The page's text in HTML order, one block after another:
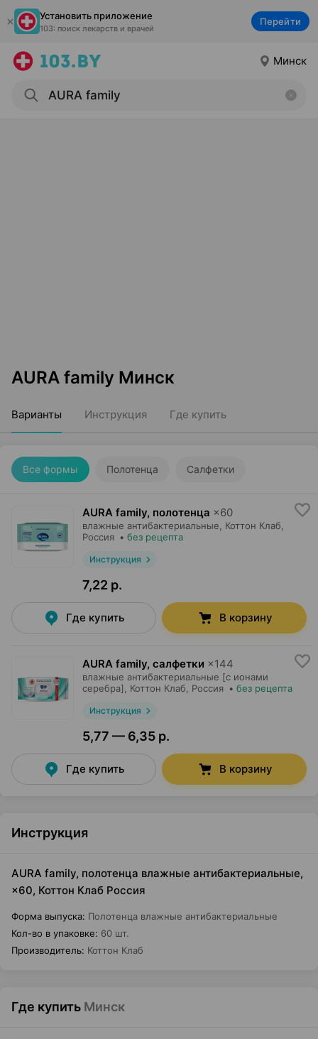
Установить приложение
103: поиск лекарств и врачей
Перейти
Минск
AURA family Минск
Варианты Инструкция Где купить
Все формы Полотенца Салфетки
AURA family, полотенца ×60
влажные антибактериальные, Коттон Клаб
Россия • без рецепта
Инструкция
7,22 р.
Где купить В корзину
AURA family, салфетки ×144
влажные антибактериальные [с ионами
серебра],
Коттон Клаб , Россия • без рецепта
Инструкция
5,77 — 6,35 р.
Где купить В корзину
Инструкция
AURA family, полотенца влажные антибактериальные,
×60, Коттон Клаб Россия
Форма выпуска: Полотенца влажные антибактериальные
Кол-во в упаковке: 60 шт.
Производитель: Коттон Клаб
Где купить Минск